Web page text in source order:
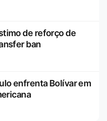
de reforço de
ban
enfrenta Bolívar em